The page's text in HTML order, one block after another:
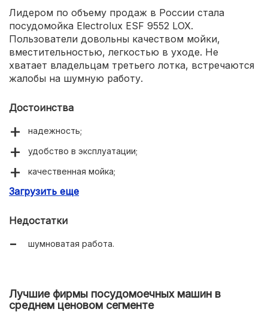
Лидером по объему продаж в России стала
посудомойка Electrolux ESF 9552 LOX.
Пользователи довольны качеством мойки,
вместительностью, легкостью в уходе. Не
хватает владельцам третьего лотка, встречаются
жалобы на шумную работу.
Достоинства
надежность;
удобство в эксплуатации;
качественная мойка;
вместительность.
Загрузить еще
Недостатки
шумноватая работа.
Лучшие фирмы посудомоечных машин в
среднем ценовом сегменте